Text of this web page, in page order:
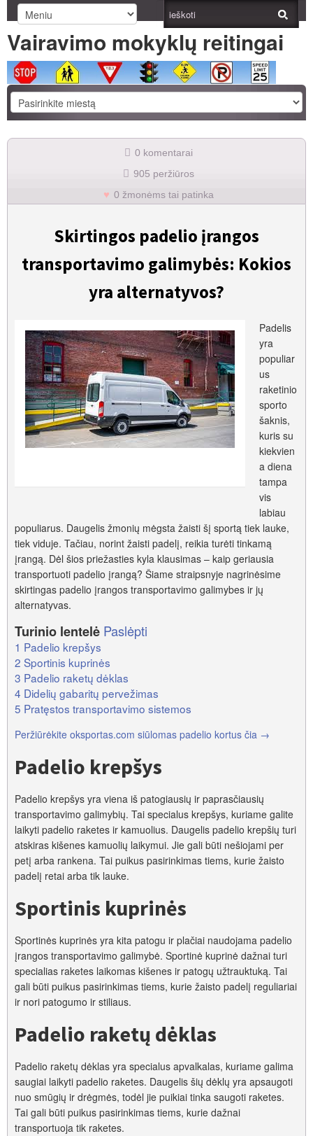
Vairavimo mokyklų reitingai
0 komentarai
905 peržiūros
0 žmonėms tai patinka
Skirtingos padelio įrangos
transportavimo galimybės: Kokios
yra alternatyvos?
Padelis
yra
populiar
us
raketinio
sporto
šaknis,
kuris su
kiekvien
a diena
tampa
vis
labiau
populiarus. Daugelis žmonių mėgsta žaisti šį sportą tiek lauke,
tiek viduje. Tačiau, norint žaisti padelį, reikia turėti tinkamą
įrangą. Dėl šios priežasties kyla klausimas – kaip geriausia
transportuoti padelio įrangą? Šiame straipsnyje nagrinėsime
skirtingas padelio įrangos transportavimo galimybes ir jų
alternatyvas.
Turinio lentelė Paslėpti
1 Padelio krepšys
2 Sportinis kuprinės
3 Padelio raketų dėklas
4 Didelių gabaritų pervežimas
5 Pratęstos transportavimo sistemos
Peržiūrėkite oksportas.com siūlomas padelio kortus čia →
Padelio krepšys
Padelio krepšys yra viena iš patogiausių ir paprasčiausių
transportavimo galimybių. Tai specialus krepšys, kuriame galite
laikyti padelio raketes ir kamuolius. Daugelis padelio krepšių turi
atskiras kišenes kamuolių laikymui. Jie gali būti nešiojami per
petį arba rankena. Tai puikus pasirinkimas tiems, kurie žaisto
padelį retai arba tik lauke.
Sportinis kuprinės
Sportinės kuprinės yra kita patogu ir plačiai naudojama padelio
įrangos transportavimo galimybė. Sportinė kuprinė dažnai turi
specialias raketes laikomas kišenes ir patogų užtrauktuką. Tai
gali būti puikus pasirinkimas tiems, kurie žaisto padelį reguliariai
ir nori patogumo ir stiliaus.
Padelio raketų dėklas
Padelio raketų dėklas yra specialus apvalkalas, kuriame galima
saugiai laikyti padelio raketes. Daugelis šių dėklų yra apsaugoti
nuo smūgių ir drėgmės, todėl jie puikiai tinka saugoti raketes.
Tai gali būti puikus pasirinkimas tiems, kurie dažnai
transportuoja tik raketes.